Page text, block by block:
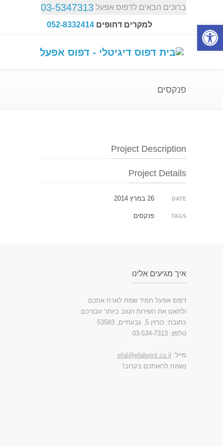
ברוכים הבאים לדפוס אפעל 03-5347313
למקרים דחופים 052-8332414
פנקסים
Project Description
Project Details
DATE
TAGS פנקסים
איך מגיעים אלינו
דפוס אפעל תמיד שמח לארח אתכם
ולתאם את השירות הטוב ביותר עבורכם.
כתובת: כורזין 5, גבעתיים, 53583
טלפון: 03-534-7313
מייל: efal@efalprint.co.il
נשמח לראותכם בקרוב!
פתח סרגל נגישות